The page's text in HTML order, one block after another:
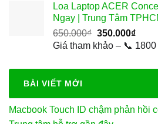
500.000₫.là:
Loa Laptop ACER
Ngay | Trung Tâm
650.000₫ Giá
gốc
650.000₫.
350.000₫Giá
hiện
là:
Giá tham khảo – 📞
BÀI VIẾT MỚI
Macbook Touch ID chậm phản hồi